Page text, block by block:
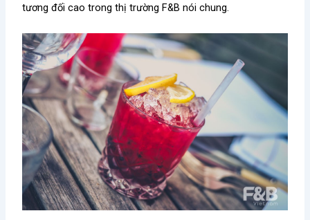
tương đối cao trong thị trường F&B nói chung.